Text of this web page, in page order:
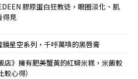
膠原蛋白狂教徒，眼圈淡化、肌
得見
星空系列，千呼萬喚的黑唇膏
店》擁有肥美蟹黃的紅蟳米糕，米飯較
心得）